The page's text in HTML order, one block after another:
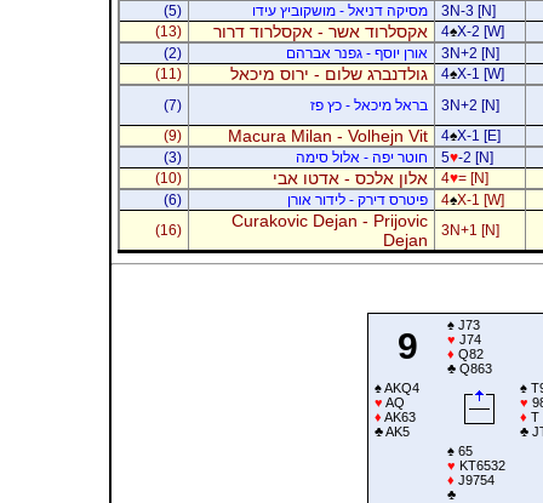
3N-3 [N]
מסיקה דניאל - מושקוביץ עידו
(5)
4♠X-2 [W] אקסלרוד אשר - אקסלרוד דרור
(13)
3N+2 [N]
אורן יוסף - גפנר אברהם
(2)
4♠X-1 [W] גולדנברג שלום - ירוס מיכאל
(11)
3N+2 [N]
בראל מיכאל - כץ פז
(7)
4♠X-1 [E]
Macura Milan - Volhejn Vit
(9)
5♥-2 [N] חוטר יפה - אלול סימה
(3)
4♥= [N] אלון אלכס - אדטו אבי
(10)
4♠X-1 [W] פיטרס דירק - לידור אורן
(6)
3N+1 [N]
Curakovic Dejan - Prijovic
Dejan
(16)
9
♠J73
♥ J74
♦ Q82
♣Q863
♠AKQ4
♥ AQ
♦ AK63
♣AK5
♠
♥
♦ T
♣
♠65
♥ KT6532
♦ J9754
♣